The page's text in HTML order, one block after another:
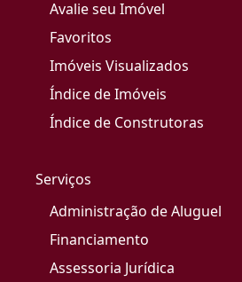
Avalie seu Imóvel
Favoritos
Imóveis Visualizados
Índice de Imóveis
Índice de Construtoras
Serviços
Administração de Aluguel
Financiamento
Assessoria Jurídica